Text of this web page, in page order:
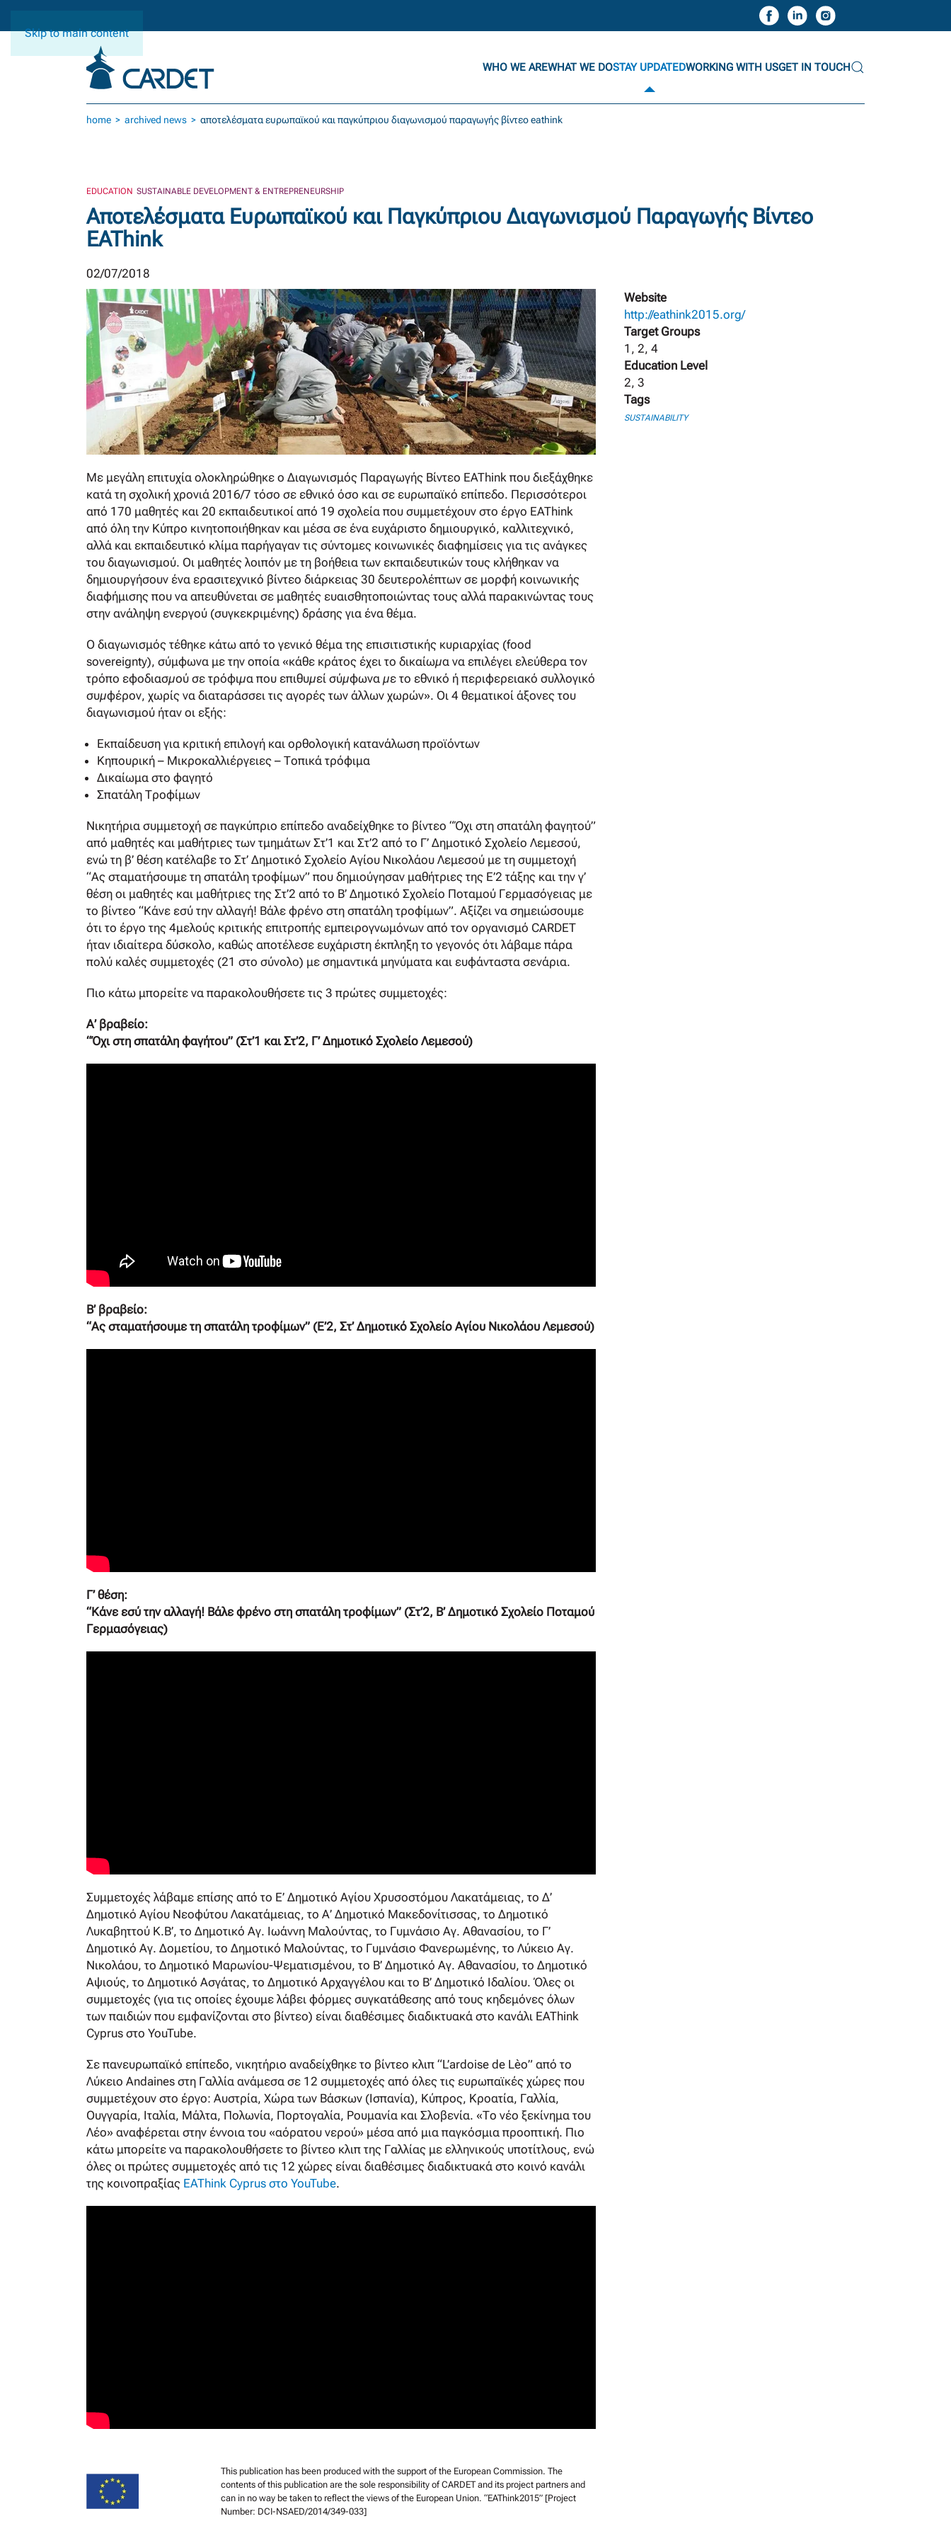
Skip to main content
WHO WE AREWHAT WE DOSTAY UPDATEDWORKING WITH USGET IN TOUCH
home archived news αποτελέσματα ευρωπαϊκού και παγκύπριου διαγωνισμού παραγωγής βίντεο eathink
EDUCATION SUSTAINABLE DEVELOPMENT & ENTREPRENEURSHIP
Αποτελέσματα Ευρωπαϊκού και Παγκύπριου Διαγωνισμού Παραγωγής Βίντεο
EAThink
02/07/2018
Με μεγάλη επιτυχία ολοκληρώθηκε ο Διαγωνισμός Παραγωγής Βίντεο EAThink που διεξάχθηκε
κατά τη σχολική χρονιά 2016/7 τόσο σε εθνικό όσο και σε ευρωπαϊκό επίπεδο. Περισσότεροι
από 170 μαθητές και 20 εκπαιδευτικοί από 19 σχολεία που συμμετέχουν στο έργο EAThink
από όλη την Κύπρο κινητοποιήθηκαν και μέσα σε ένα ευχάριστο δημιουργικό, καλλιτεχνικό,
αλλά και εκπαιδευτικό κλίμα παρήγαγαν τις σύντομες κοινωνικές διαφημίσεις για τις ανάγκες
του διαγωνισμού. Οι μαθητές λοιπόν με τη βοήθεια των εκπαιδευτικών τους κλήθηκαν να
δημιουργήσουν ένα ερασιτεχνικό βίντεο διάρκειας 30 δευτερολέπτων σε μορφή κοινωνικής
διαφήμισης που να απευθύνεται σε μαθητές ευαισθητοποιώντας τους αλλά παρακινώντας τους
στην ανάληψη ενεργού (συγκεκριμένης) δράσης για ένα θέμα.
Ο διαγωνισμός τέθηκε κάτω από το γενικό θέμα της επισιτιστικής κυριαρχίας (food
sovereignty), σύμφωνα με την οποία «κάθε κράτος έχει το δικαίωµα να επιλέγει ελεύθερα τον
τρόπο εφοδιασµού σε τρόφιµα που επιθυµεί σύµφωνα µε το εθνικό ή περιφερειακό συλλογικό
συµφέρον, χωρίς να διαταράσσει τις αγορές των άλλων χωρών». Οι 4 θεματικοί άξονες του
διαγωνισμού ήταν οι εξής:
Εκπαίδευση για κριτική επιλογή και ορθολογική κατανάλωση προϊόντων
Κηπουρική – Μικροκαλλιέργειες – Τοπικά τρόφιμα
Δικαίωμα στο φαγητό
Σπατάλη Τροφίμων
Νικητήρια συμμετοχή σε παγκύπριο επίπεδο αναδείχθηκε το βίντεο “Όχι στη σπατάλη φαγητού”
από μαθητές και μαθήτριες των τμημάτων Στ’1 και Στ’2 από το Γ’ Δημοτικό Σχολείο Λεμεσού,
ενώ τη β’ θέση κατέλαβε το Στ’ Δημοτικό Σχολείο Αγίου Νικολάου Λεμεσού με τη συμμετοχή
“Ας σταματήσουμε τη σπατάλη τροφίμων” που δημιούγησαν μαθήτριες της Ε’2 τάξης και την γ’
θέση οι μαθητές και μαθήτριες της Στ’2 από το Β’ Δημοτικό Σχολείο Ποταμού Γερμασόγειας με
το βίντεο “Κάνε εσύ την αλλαγή! Βάλε φρένο στη σπατάλη τροφίμων”. Αξίζει να σημειώσουμε
ότι το έργο της 4μελούς κριτικής επιτροπής εμπειρογνωμόνων από τον οργανισμό CARDET
ήταν ιδιαίτερα δύσκολο, καθώς αποτέλεσε ευχάριστη έκπληξη το γεγονός ότι λάβαμε πάρα
πολύ καλές συμμετοχές (21 στο σύνολο) με σημαντικά μηνύματα και ευφάνταστα σενάρια.
Πιο κάτω μπορείτε να παρακολουθήσετε τις 3 πρώτες συμμετοχές:
Α’ βραβείο:
“Όχι στη σπατάλη φαγήτου” (Στ’1 και Στ’2, Γ’ Δημοτικό Σχολείο Λεμεσού)
Β’ βραβείο:
“Ας σταματήσουμε τη σπατάλη τροφίμων” (Ε’2, Στ’ Δημοτικό Σχολείο Αγίου Νικολάου Λεμεσού)
Γ’ θέση:
“Κάνε εσύ την αλλαγή! Βάλε φρένο στη σπατάλη τροφίμων” (Στ’2, Β’ Δημοτικό Σχολείο Ποταμού
Γερμασόγειας)
Συμμετοχές λάβαμε επίσης από το Ε’ Δημοτικό Αγίου Χρυσοστόμου Λακατάμειας, το Δ’
Δημοτικό Αγίου Νεοφύτου Λακατάμειας, το Α’ Δημοτικό Μακεδονίτισσας, το Δημοτικό
Λυκαβηττού Κ.Β’, το Δημοτικό Αγ. Ιωάννη Μαλούντας, το Γυμνάσιο Αγ. Αθανασίου, το Γ’
Δημοτικό Αγ. Δομετίου, το Δημοτικό Μαλούντας, το Γυμνάσιο Φανερωμένης, το Λύκειο Αγ.
Νικολάου, το Δημοτικό Μαρωνίου-Ψεματισμένου, το B’ Δημοτικό Αγ. Αθανασίου, το Δημοτικό
Αψιούς, το Δημοτικό Ασγάτας, το Δημοτικό Αρχαγγέλου και το Β’ Δημοτικό Ιδαλίου. Όλες οι
συμμετοχές (για τις οποίες έχουμε λάβει φόρμες συγκατάθεσης από τους κηδεμόνες όλων
των παιδιών που εμφανίζονται στο βίντεο) είναι διαθέσιμες διαδικτυακά στο κανάλι EAThink
Cyprus στο YouTube.
Σε πανευρωπαϊκό επίπεδο, νικητήριο αναδείχθηκε το βίντεο κλιπ “L’ardoise de Lèo” από το
Λύκειο Andaines στη Γαλλία ανάμεσα σε 12 συμμετοχές από όλες τις ευρωπαϊκές χώρες που
συμμετέχουν στο έργο: Αυστρία, Χώρα των Βάσκων (Ισπανία), Κύπρος, Κροατία, Γαλλία,
Ουγγαρία, Ιταλία, Μάλτα, Πολωνία, Πορτογαλία, Ρουμανία και Σλοβενία. «Το νέο ξεκίνημα του
Λέο» αναφέρεται στην έννοια του «αόρατου νερού» μέσα από μια παγκόσμια προοπτική. Πιο
κάτω μπορείτε να παρακολουθήσετε το βίντεο κλιπ της Γαλλίας με ελληνικούς υποτίτλους, ενώ
όλες οι πρώτες συμμετοχές από τις 12 χώρες είναι διαθέσιμες διαδικτυακά στο κοινό κανάλι
της κοινοπραξίας EAThink Cyprus στο YouTube.
This publication has been produced with the support of the European Commission. The
contents of this publication are the sole responsibility of CARDET and its project partners and
can in no way be taken to reflect the views of the European Union. “EAThink2015” [Project
Number: DCI-NSAED/2014/349-033]
Website
http://eathink2015.org/
Target Groups
1, 2, 4
Education Level
2, 3
Tags
SUSTAINABILITY